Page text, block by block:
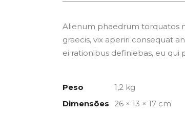
Alienum phaedrum torquatos
graecis, vix aperiri consequat
ei rationibus definiebas, eu
Peso
1,2 kg
Dimensões
26 × 13 × 17 cm